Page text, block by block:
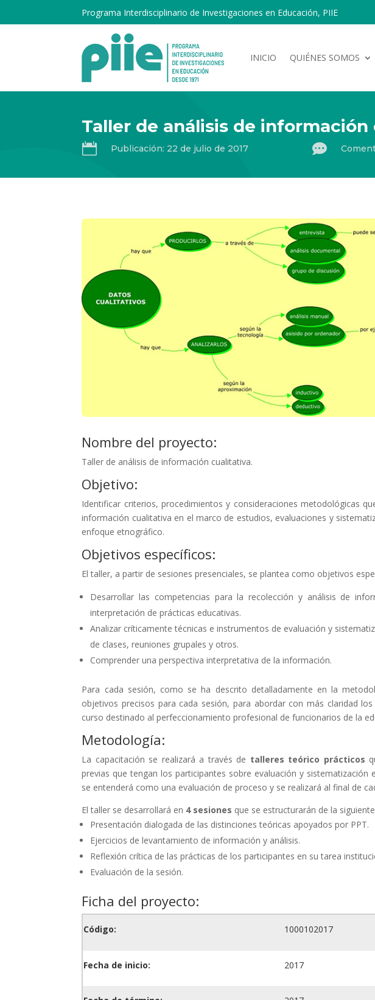
Programa Interdisciplinario de Investigaciones en Educación, PIIE
INICIO QUIÉNES SOMOS
Taller de análisis de
 Publicación: 22 de julio de 2017 
Nombre del proyecto:
Taller de análisis de información cualitativa.
Objetivo:
Identificar criterios, procedimientos y consideraciones metodológicas
información cualitativa en el marco de estudios, evaluaciones y
enfoque etnográfico.
Objetivos específicos:
El taller, a partir de sesiones presenciales, se plantea como objetivos
Desarrollar las competencias para la recolección y análisis de
interpretación de prácticas educativas.
Analizar críticamente técnicas e instrumentos de evaluación y
de clases, reuniones grupales y otros.
Comprender una perspectiva interpretativa de la información.
Para cada sesión, como se ha descrito detalladamente en la
objetivos precisos para cada sesión, para abordar con más claridad
curso destinado al perfeccionamiento profesional de funcionarios de la
Metodología:
La capacitación se realizará a través de talleres teórico prácticos
previas que tengan los participantes sobre evaluación y sistematización
se entenderá como una evaluación de proceso y se realizará al final de
El taller se desarrollará en 4 sesiones que se estructurarán de la
Presentación dialogada de las distinciones teóricas apoyados por PPT.
Ejercicios de levantamiento de información y análisis.
Reflexión crítica de las prácticas de los participantes en su tarea
Evaluación de la sesión.
Ficha del proyecto:
Código: 1000102017
Fecha de inicio: 2017